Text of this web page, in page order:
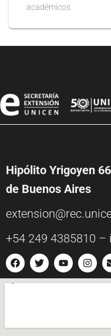
académicos
Hipólito Yrigoyen
de Buenos Aires
+54 249 4385810 –